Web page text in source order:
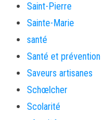
Saint-Pierre
Sainte-Marie
santé
Santé et prévention
Saveurs artisanes
Schœlcher
Scolarité